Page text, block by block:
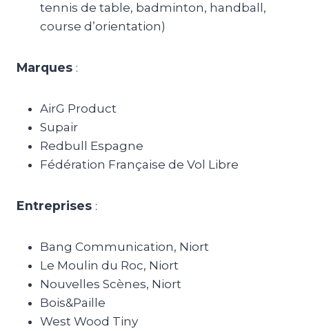
tennis de table, badminton, handball,
course d’orientation)
Marques:
AirG Product
Supair
Redbull Espagne
Fédération Française de Vol Libre
Entreprises:
Bang Communication, Niort
Le Moulin du Roc, Niort
Nouvelles Scènes, Niort
Bois&Paille
West Wood Tiny